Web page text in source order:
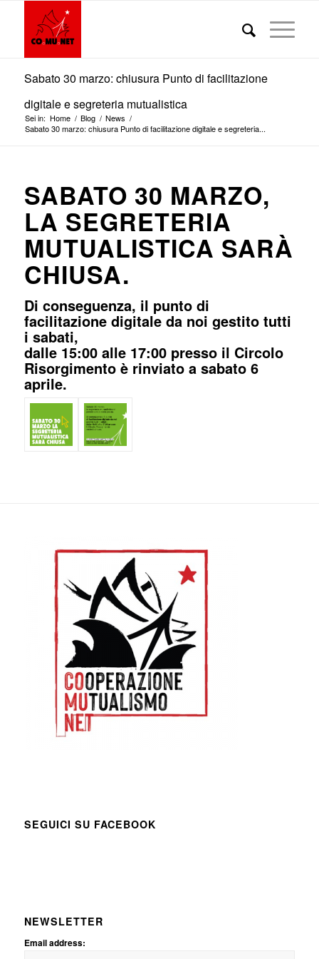
Sabato 30 marzo: chiusura Punto di facilitazione
digitale e segreteria mutualistica
Sei in: Home / Blog / News /
Sabato 30 marzo: chiusura Punto di facilitazione digitale e segreteria...
SABATO 30 MARZO,
LA SEGRETERIA
MUTUALISTICA SARÀ
CHIUSA.
Di conseguenza, il punto di
facilitazione digitale da noi gestito tutti
i sabati,
dalle 15:00 alle 17:00 presso il Circolo
Risorgimento è rinviato a sabato 6
aprile.
SEGUICI SU FACEBOOK
NEWSLETTER
Email address: